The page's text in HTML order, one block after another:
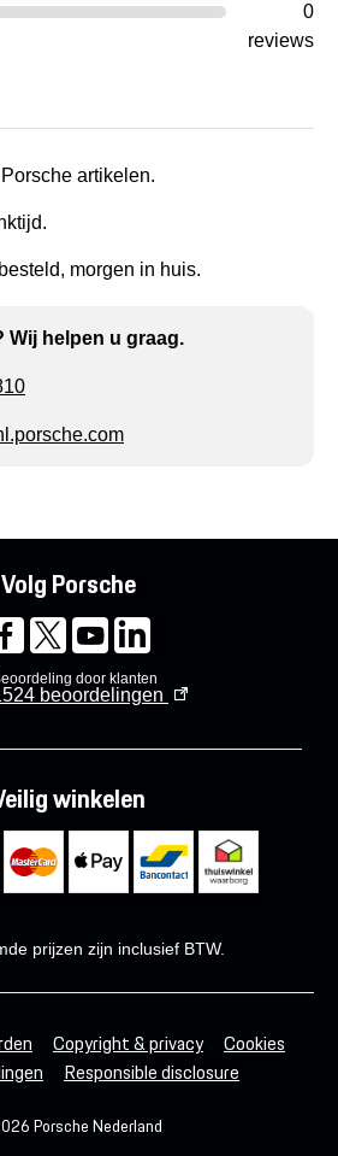
0
reviews
artikelen.
morgen in huis.
Wij helpen u graag.
Volg Porsche
door klanten
beoordelingen
winkelen
prijzen zijn inclusief BTW.
Copyright & privacy
Cookies
Responsible disclosure
Porsche Nederland